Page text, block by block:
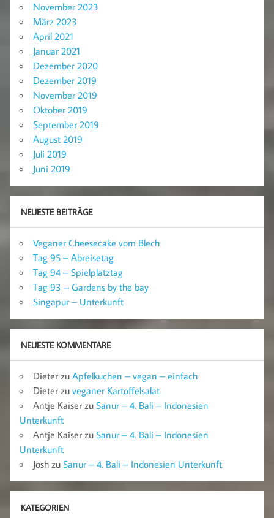
November 2023
März 2023
April 2021
Januar 2021
Dezember 2020
Dezember 2019
November 2019
Oktober 2019
September 2019
August 2019
Juli 2019
Juni 2019
NEUESTE BEITRÄGE
Veganer Cheesecake vom Blech
Tag 95 – Abreisetag
Tag 94 – Spielplatztag
Tag 93 – Gardens by the bay
Singapur – Unterkunft
NEUESTE KOMMENTARE
Dieter zu Apfelkuchen – vegan – einfach
Dieter zu veganer Kartoffelsalat
Antje Kaiser zu Sanur – 4. Bali – Indonesien
Unterkunft
Antje Kaiser zu Sanur – 4. Bali – Indonesien
Unterkunft
Josh zu Sanur – 4. Bali – Indonesien Unterkunft
KATEGORIEN